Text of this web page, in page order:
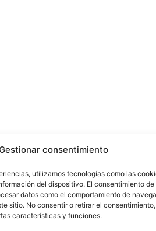
consentimiento
utilizamos tecnologías como las
del dispositivo. El consentimiento de
datos como el comportamiento de
sitio. No consentir o retirar el
características y funciones.